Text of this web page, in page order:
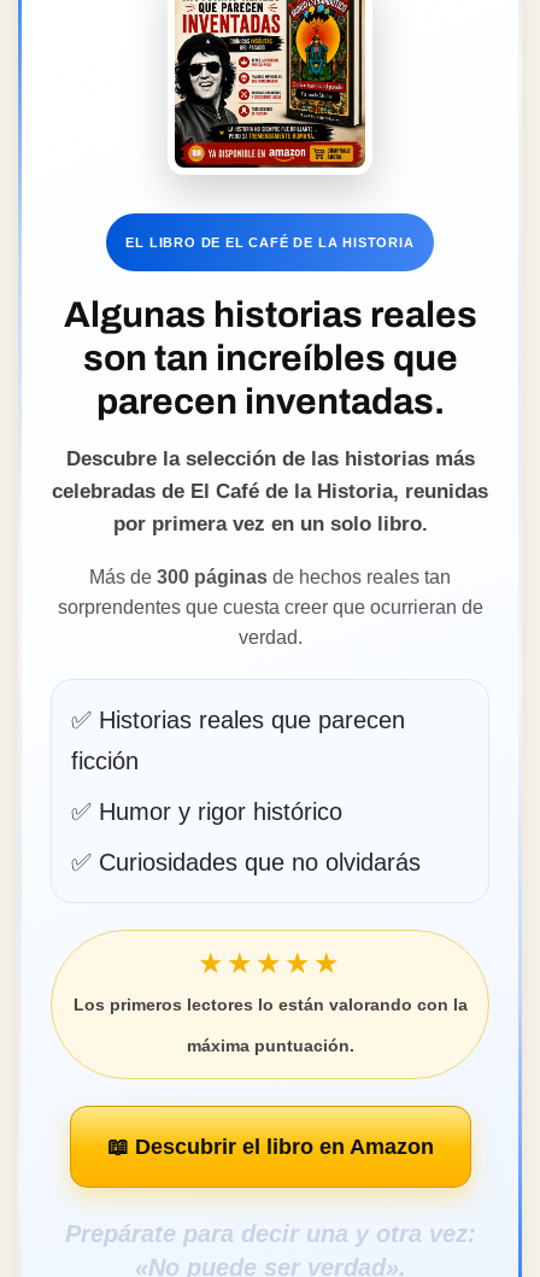
EL LIBRO DE EL CAFÉ DE LA HISTORIA
Algunas historias reales
parecen inventadas.
Descubre la selección de las historias más
celebradas de El Café de la Historia, reunidas
por primera vez en un solo libro.
sorprendentes que cuesta creer que ocurrieran de
verdad.
✅ Historias reales que parecen
✅ Curiosidades que no olvidarás
★★★★★
Los primeros lectores lo están valorando con la
máxima puntuación.
📖 Descubrir el libro en Amazon